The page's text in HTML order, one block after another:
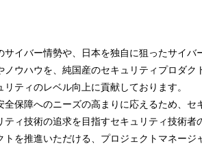
イバー情勢や、日本を独自に狙ったサイ
ウハウを、純国産のセキュリティプロダク
ティのレベル向上に貢献しております。
保障へのニーズの高まりに応えるため、
ィ技術の追求を目指すセキュリティ技術者
を推進いただける、プロジェクトマネージ